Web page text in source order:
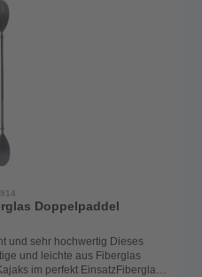
Doppelpaddel
und sehr hochwertig Dieses
und leichte aus Fiberglas
im perfekt EinsatzFiberglas